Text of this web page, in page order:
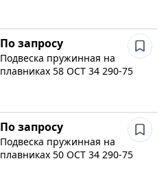
По запросу
Подвеска пружинная на
плавниках 58 ОСТ 34 290-75
По запросу
Подвеска пружинная на
плавниках 50 ОСТ 34 290-75